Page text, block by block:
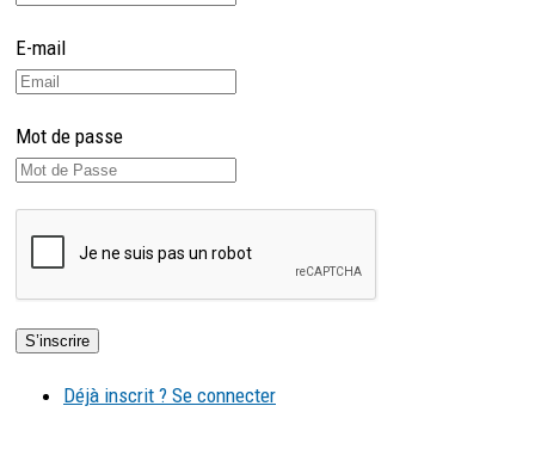
E-mail
Mot de passe
Déjà inscrit ? Se connecter